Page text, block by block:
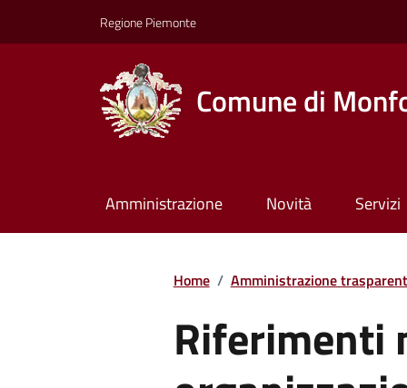
Regione Piemonte
Comune di
Amministrazione Novità Servizi
Home / Amministrazione
Riferimenti